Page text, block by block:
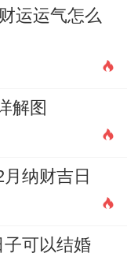
出。孩子表现
长环境宜保
外暴晒，注重
解
亥合木，开
开支大。感情
会。
运运气怎么
解图
纳财吉日
子可以结婚